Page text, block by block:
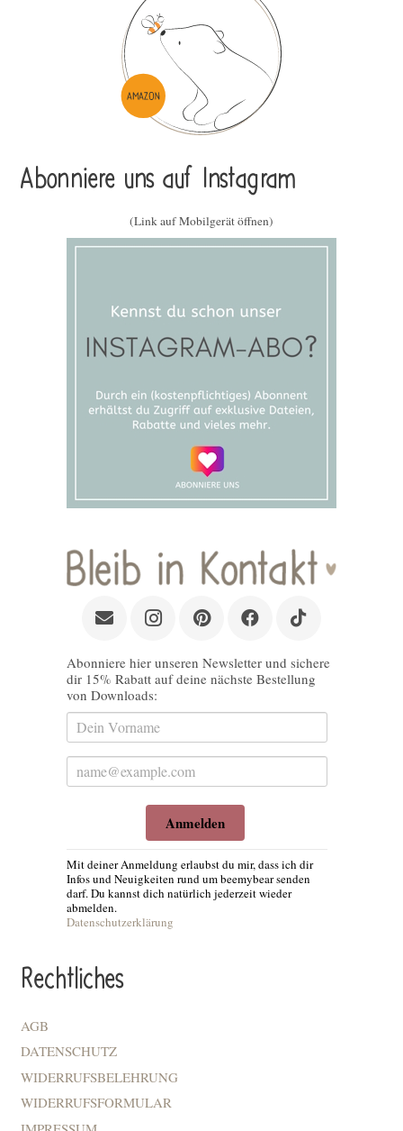
Abonniere uns auf Instagram
(Link auf Mobilgerät öffnen)
Abonniere hier unseren Newsletter und sichere
dir 15% Rabatt auf deine nächste Bestellung
von Downloads:
Anmelden
Mit deiner Anmeldung erlaubst du mir, dass ich dir
Infos und Neuigkeiten rund um beemybear senden
darf. Du kannst dich natürlich jederzeit wieder
abmelden.
Datenschutzerklärung
Rechtliches
AGB
DATENSCHUTZ
WIDERRUFSBELEHRUNG
WIDERRUFSFORMULAR